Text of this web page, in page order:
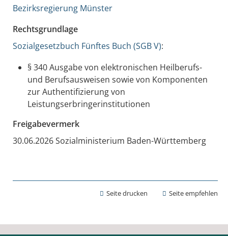
Bezirksregierung Münster
Rechtsgrundlage
Sozialgesetzbuch Fünftes Buch (SGB V):
§ 340 Ausgabe von elektronischen Heilberufs-
und Berufsausweisen sowie von Komponenten
zur Authentifizierung von
Leistungserbringerinstitutionen
Freigabevermerk
30.06.2026 Sozialministerium Baden-Württemberg
Seite drucken Seite empfehlen